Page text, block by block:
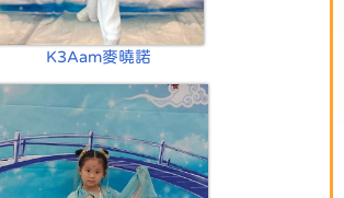
K3Aam麥曉諾